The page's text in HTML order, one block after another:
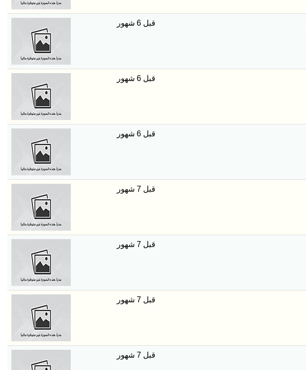
قبل 6 شهور
قبل 6 شهور
قبل 6 شهور
قبل 7 شهور
قبل 7 شهور
قبل 7 شهور
قبل 7 شهور